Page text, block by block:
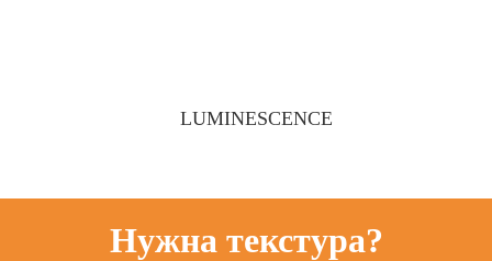
LUMINESCENCE
Нужна текстура?